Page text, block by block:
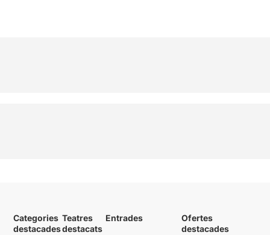
Categories
destacades
Teatres
destacats
Entrades
Ofertes
destacades